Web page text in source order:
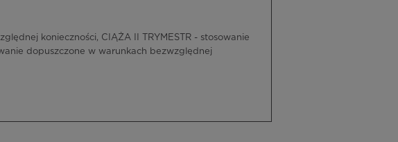
konieczności, CIĄŻA II TRYMESTR - stosowanie
dopuszczone w warunkach bezwzględnej